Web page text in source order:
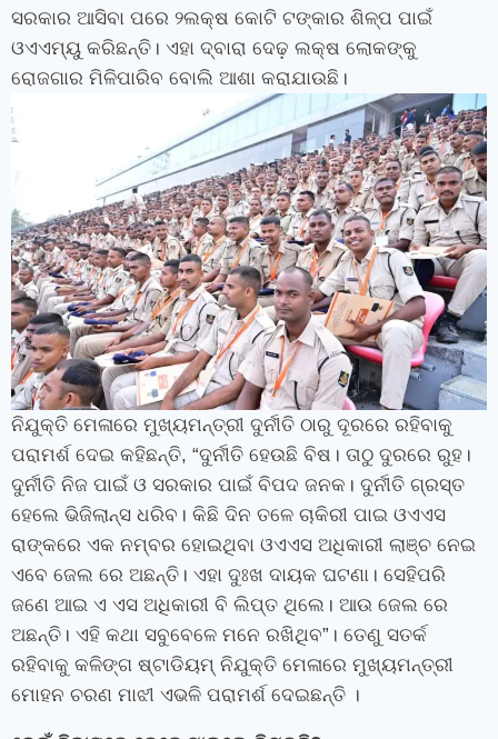
ସରକାର ଆସିବା ପରେ ୨ଲକ୍ଷ କୋଟି ଟଙ୍କାର ଶିଳ୍ପ ପାଇଁ
ଓଏଏମ୍‌ୟୁ କରିଛନ୍ତି। ଏହା ଦ୍ବାରା ଦେଢ଼ ଲକ୍ଷ ଲୋକଙ୍କୁ
ରୋଜଗାର ମିଳିପାରିବ ବୋଲି ଆଶା କରାଯାଉଛି।
ନିଯୁକ୍ତି ମେଳାରେ ମୁଖ୍ୟମନ୍ତ୍ରୀ ଦୁର୍ନୀତି ଠାରୁ ଦୂରରେ ରହିବାକୁ
ପରାମର୍ଶ ଦେଇ କହିଛନ୍ତି, “ଦୁର୍ନୀତି ହେଉଛି ବିଷ। ତାଠୁ ଦୁରରେ ରୁହ।
ଦୁର୍ନୀତି ନିଜ ପାଇଁ ଓ ସରକାର ପାଇଁ ବିପଦ ଜନକ। ଦୁର୍ନୀତି ଗ୍ରସ୍ତ
ହେଲେ ଭିଜିଲାନ୍ସ ଧରିବ। କିଛି ଦିନ ତଳେ ଚାକିରୀ ପାଇ ଓଏଏସ
ରାଙ୍କରେ ଏକ ନମ୍ବର ହୋଇଥିବା ଓଏଏସ ଅଧିକାରୀ ଲାଞ୍ଚ ନେଇ
ଏବେ ଜେଲ ରେ ଅଛନ୍ତି। ଏହା ଦୁଃଖ ଦାୟକ ଘଟଣା। ସେହିପରି
ଜଣେ ଆଇ ଏ ଏସ ଅଧିକାରୀ ବି ଲିପ୍ତ ଥିଲେ। ଆଉ ଜେଲ ରେ
ଅଛନ୍ତି। ଏହି କଥା ସବୁବେଳେ ମନେ ରଖିଥିବ”। ତେଣୁ ସତର୍କ
ରହିବାକୁ କଳିଙ୍ଗ ଷ୍ଟାଡିୟମ୍ ନିଯୁକ୍ତି ମେଳାରେ ମୁଖ୍ୟମନ୍ତ୍ରୀ
ମୋହନ ଚରଣ ମାଝୀ ଏଭଳି ପରାମର୍ଶ ଦେଇଛନ୍ତି ।